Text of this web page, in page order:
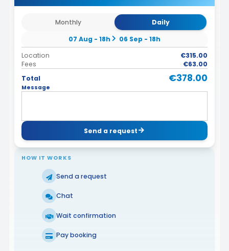
Monthly
Daily
07 Aug - 18h
06 Sep - 18h
Location
€315.00
Fees
€63.00
Total
€378.00
Message
Send a request
HOW IT WORKS
Send a request
Chat
Wait confirmation
Pay booking